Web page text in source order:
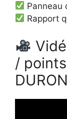
Panneau
Rapport
/